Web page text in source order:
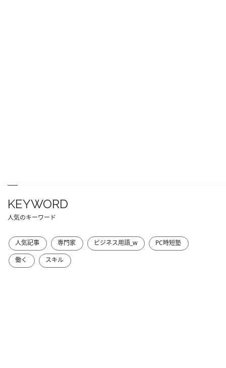
KEYWORD
人気のキーワード
人気記事 専門家 ビジネス用語_w
PC時短塾
働く
スキル